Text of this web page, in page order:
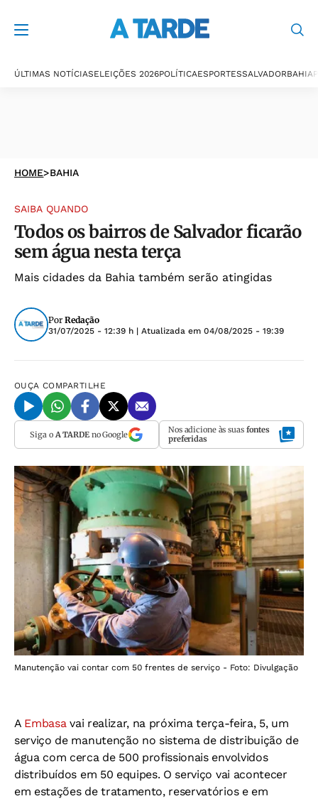
ÚLTIMAS NOTÍCIASELEIÇÕES 2026POLÍTICAESPORTESSALVADORBAHIA
HOME>BAHIA
SAIBA QUANDO
Todos os bairros de Salvador ficarão
sem água nesta terça
Mais cidades da Bahia também serão atingidas
Por Redação
31/07/2025 - 12:39 h | Atualizada em 04/08/2025 - 19:39
OUÇA COMPARTILHE
Siga o A TARDEno Google Nos adicione às suas fontes
preferidas
Manutenção vai contar com 50 frentes de serviço - Foto: Divulgação
A Embasavai realizar, na próxima terça-feira, 5, um
serviço de manutenção no sistema de distribuição de
água com cerca de 500 profissionais envolvidos
distribuídos em 50 equipes. O serviço vai acontecer
em estações de tratamento, reservatórios e em